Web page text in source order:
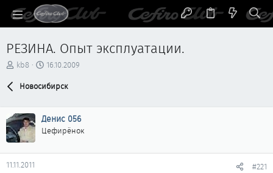
РЕЗИНА. Опыт эксплуатации.
А
т
е
м
ы
kb8
Д
т
а
ч
л
16.10.2009
Новосибирск
Денис 056
Цефирёнок
11.11.2011 #221